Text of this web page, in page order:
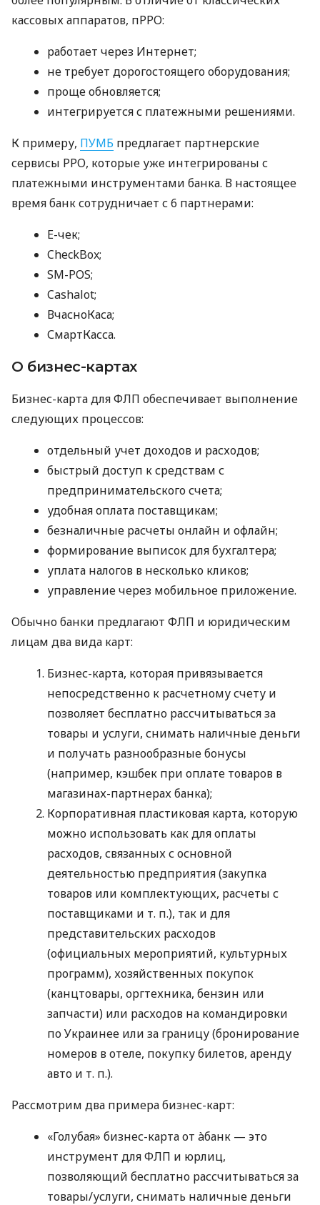
кассовых аппаратов, пРРО:
работает через Интернет;
не требует дорогостоящего оборудования;
проще обновляется;
интегрируется с платежными решениями.
К примеру, ПУМБ предлагает партнерские
сервисы РРО, которые уже интегрированы с
платежными инструментами банка. В настоящее
время банк сотрудничает с 6 партнерами:
E-чек;
CheckBox;
SM-POS;
Cashalot;
ВчасноКаса;
СмартКасса.
О бизнес-картах
Бизнес-карта для ФЛП обеспечивает выполнение
следующих процессов:
отдельный учет доходов и расходов;
быстрый доступ к средствам с
предпринимательского счета;
удобная оплата поставщикам;
безналичные расчеты онлайн и офлайн;
формирование выписок для бухгалтера;
уплата налогов в несколько кликов;
управление через мобильное приложение.
Обычно банки предлагают ФЛП и юридическим
лицам два вида карт:
Бизнес-карта, которая привязывается
непосредственно к расчетному счету и
позволяет бесплатно рассчитываться за
товары и услуги, снимать наличные деньги
и получать разнообразные бонусы
(например, кэшбек при оплате товаров в
магазинах-партнерах банка);
Корпоративная пластиковая карта, которую
можно использовать как для оплаты
расходов, связанных с основной
деятельностью предприятия (закупка
товаров или комплектующих, расчеты с
поставщиками и т. п.), так и для
представительских расходов
(официальных мероприятий, культурных
программ), хозяйственных покупок
(канцтовары, оргтехника, бензин или
запчасти) или расходов на командировки
по Украинее или за границу (бронирование
номеров в отеле, покупку билетов, аренду
авто и т. п.).
Рассмотрим два примера бизнес-карт:
«Голубая» бизнес-карта от àбанк — это
инструмент для ФЛП и юрлиц,
позволяющий бесплатно рассчитываться за
товары/услуги, снимать наличные деньги